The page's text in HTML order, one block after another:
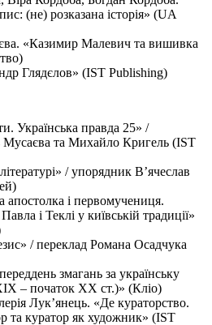
(не) розказана історія» (UA
«Казимир Малевич та вишивка
Глядєлов» (IST Publishing)
Українська правда 25» /
Мусаєва та Михайло Кригель (IST
/ упорядник Вʼячеслав
апостолка і первомучениця.
і Теклі у київській традиції»
/ переклад Романа Осадчука
змагань за українську
– початок ХХ ст.)» (Кліо)
Лукʼянець. «Де кураторство.
та куратор як художник» (IST